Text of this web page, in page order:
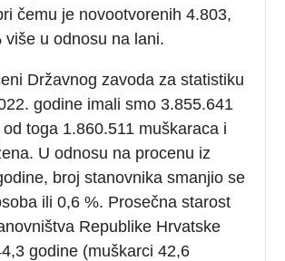
čemu je novootvorenih 4.803,
više u odnosu na lani.
Državnog zavoda za statistiku
godine imali smo 3.855.641
toga 1.860.511 muškaraca i
U odnosu na procenu iz
broj stanovnika smanjio se
ili 0,6 %. Prosečna starost
Republike Hrvatske
godine (muškarci 42,6